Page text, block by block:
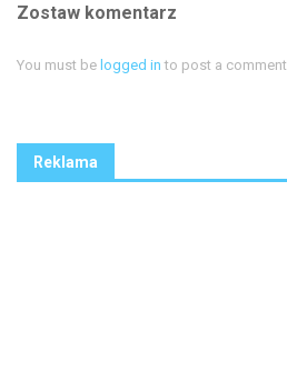
Zostaw komentarz
You must be logged in to post a comment.
Reklama